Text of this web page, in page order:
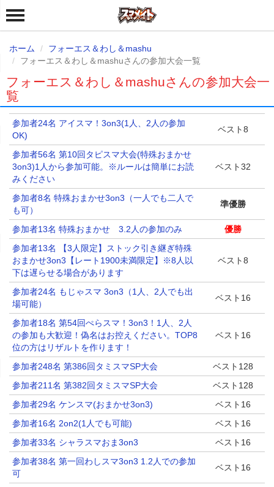
ホーム
フォーエス＆わし＆mashu
フォーエス＆わし＆mashuさんの参加大会一覧
フォーエス＆わし＆mashuさんの参加大会一
覧
参加者24名 アイスマ！3on3(1人、2人の参加
OK)
ベスト8
参加者56名 第10回タピスマ大会(特殊おまかせ
3on3)1人から参加可能。※ルールは簡単にお読
みください
ベスト32
参加者8名 特殊おまかせ3on3（一人でも二人で
も可）
準優勝
参加者13名 特殊おまかせ 3.2人の参加のみ
優勝
参加者13名 【3人限定】ストック引き継ぎ特殊
おまかせ3on3【レート1900未満限定】※8人以
下は遅らせる場合があります
ベスト8
参加者24名 もじゃスマ 3on3（1人、2人でも出
場可能）
ベスト16
参加者18名 第54回ぺらスマ！3on3！1人、2人
の参加も大歓迎！偽名はお控えください。TOP8
位の方はリザルトを作ります！
ベスト16
参加者248名 第386回タミスマSP大会
ベスト128
参加者211名 第382回タミスマSP大会
ベスト128
参加者29名 ケンスマ(おまかせ3on3)
ベスト16
参加者16名 2on2(1人でも可能)
ベスト16
参加者33名 シャラスマおま3on3
ベスト16
参加者38名 第一回わしスマ3on3 1.2人での参加
可
ベスト16